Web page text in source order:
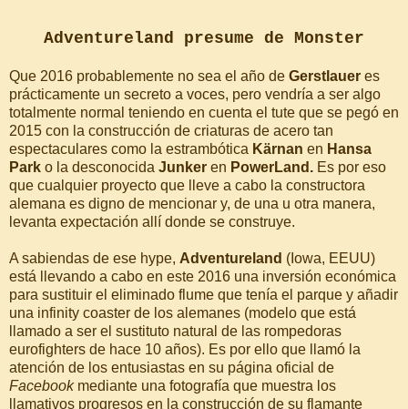
Adventureland presume de Monster
Que 2016 probablemente no sea el año de Gerstlauer es
prácticamente un secreto a voces, pero vendría a ser algo
totalmente normal teniendo en cuenta el tute que se pegó en
2015 con la construcción de criaturas de acero tan
espectaculares como la estrambótica Kärnan en Hansa
Park o la desconocida Junker en PowerLand. Es por eso
que cualquier proyecto que lleve a cabo la constructora
alemana es digno de mencionar y, de una u otra manera,
levanta expectación allí donde se construye.
A sabiendas de ese hype, Adventureland (Iowa, EEUU)
está llevando a cabo en este 2016 una inversión económica
para sustituir el eliminado flume que tenía el parque y añadir
una infinity coaster de los alemanes (modelo que está
llamado a ser el sustituto natural de las rompedoras
eurofighters de hace 10 años). Es por ello que llamó la
atención de los entusiastas en su página oficial de
Facebookmediante una fotografía que muestra los
llamativos progresos en la construcción de su flamante